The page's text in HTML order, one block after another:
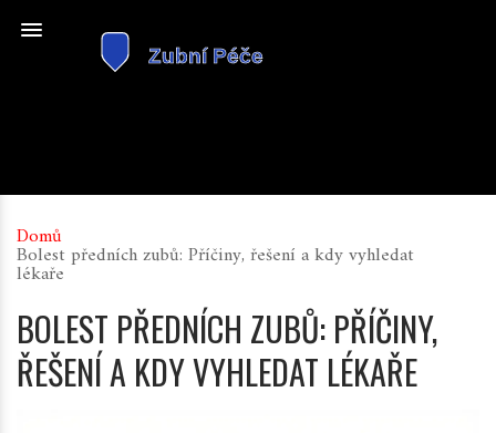
Domů
Bolest předních zubů: Příčiny, řešení a kdy vyhledat
lékaře
BOLEST PŘEDNÍCH ZUBŮ: PŘÍČINY,
ŘEŠENÍ A KDY VYHLEDAT LÉKAŘE